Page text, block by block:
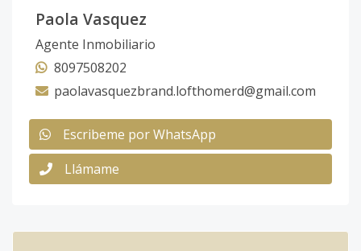
Paola Vasquez
Agente Inmobiliario
8097508202
paolavasquezbrand.lofthomerd@gmail.com
Escribeme por WhatsApp
Llámame